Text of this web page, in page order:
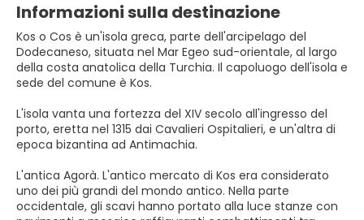
Informazioni sulla destinazione
Kos o Cos è un'isola greca, parte dell'arcipelago del
Dodecaneso, situata nel Mar Egeo sud-orientale, al largo
della costa anatolica della Turchia. Il capoluogo dell'isola e
sede del comune è Kos.
L'isola vanta una fortezza del XIV secolo all'ingresso del
porto, eretta nel 1315 dai Cavalieri Ospitalieri, e un'altra di
epoca bizantina ad Antimachia.
L'antica Agorà. L'antico mercato di Kos era considerato
uno dei più grandi del mondo antico. Nella parte
occidentale, gli scavi hanno portato alla luce stanze con